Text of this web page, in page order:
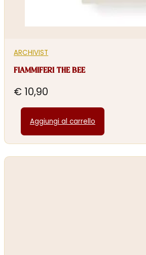
ARCHIVIST
FIAMMIFERI THE BEE
€ 10,90
Aggiungi al carrello